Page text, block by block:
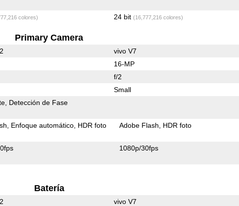
colores) 24 bit (16,777,216 colores)
Primary Camera
vivo V7
16-MP
f/2
Small
Detección de Fase
Enfoque automático HDR foto Adobe Flash HDR foto
1080p/30fps
Batería
vivo V7